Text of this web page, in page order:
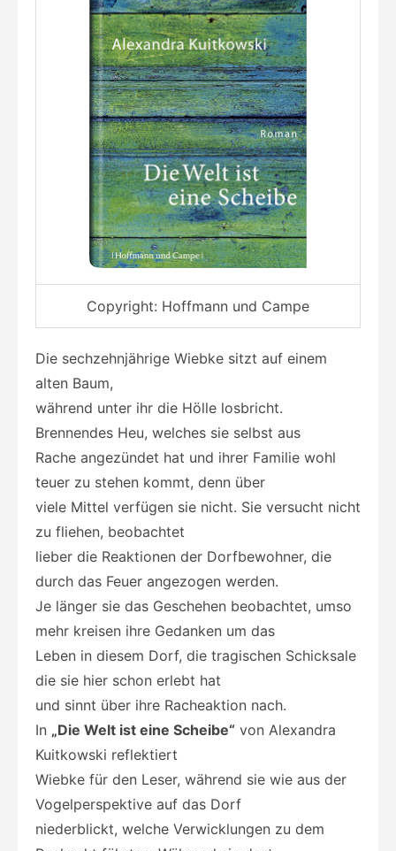
Copyright: Hoffmann und Campe
Die sechzehnjährige Wiebke sitzt auf einem
alten Baum,
während unter ihr die Hölle losbricht.
Brennendes Heu, welches sie selbst aus
Rache angezündet hat und ihrer Familie wohl
teuer zu stehen kommt, denn über
viele Mittel verfügen sie nicht. Sie versucht nicht
zu fliehen, beobachtet
lieber die Reaktionen der Dorfbewohner, die
durch das Feuer angezogen werden.
Je länger sie das Geschehen beobachtet, umso
mehr kreisen ihre Gedanken um das
Leben in diesem Dorf, die tragischen Schicksale
die sie hier schon erlebt hat
und sinnt über ihre Racheaktion nach.
In „Die Welt ist eine Scheibe“ von Alexandra
Kuitkowski reflektiert
Wiebke für den Leser, während sie wie aus der
Vogelperspektive auf das Dorf
niederblickt, welche Verwicklungen zu dem